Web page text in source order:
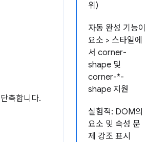
위)
자동 완성 기능이
요소 > 스타일에
서 corner-
shape 및
corner-*-
shape 지원
실험적: DOM의
요소 및 속성 문
제 강조 표시
축합니다.